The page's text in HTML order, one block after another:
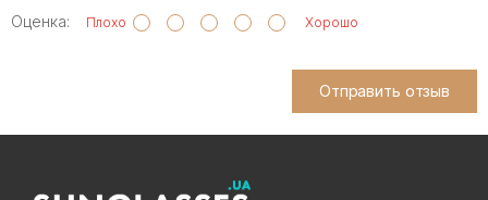
Оценка: Плохо Хорошо
Отправить отзыв